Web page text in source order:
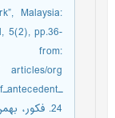
Malaysia:
5(2), pp.36-
articles/org
ـantecedentـmohar.pdf.